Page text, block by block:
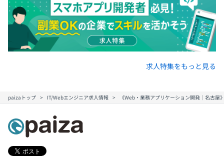
求人特集をもっと見る
paizaトップ IT/Webエンジニア求人情報 《Web・業務アプリケーション開発｜名古